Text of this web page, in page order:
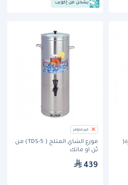
يشحن من إكويب
غير متوفر
موزع الشاي المثلج ( TDS-5) من
بٌن او ماتك
439